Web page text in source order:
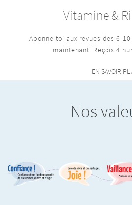
Vitamine &
Abonne-toi aux revues des 6-
maintenant. Reçois 4
EN SAVOIR
Nos